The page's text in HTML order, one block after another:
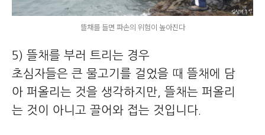
뜰채를 들면 파손의 위험이 높아진다
5) 뜰채를 부러 트리는 경우
초심자들은 큰 물고기를 걸었을 때 뜰채에 담
아 퍼올리는 것을 생각하지만, 뜰채는 퍼올리
는 것이 아니고 끌어와 접는 것입니다.